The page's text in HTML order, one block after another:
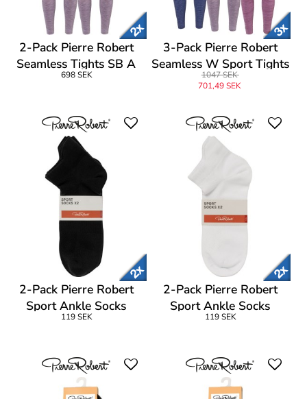
2-Pack Pierre Robert
Seamless Tights SB A
698 SEK
3-Pack Pierre Robert
Seamless W Sport Tights
1047 SEK
701,49 SEK
2-Pack Pierre Robert
Sport Ankle Socks
119 SEK
2-Pack Pierre Robert
Sport Ankle Socks
119 SEK